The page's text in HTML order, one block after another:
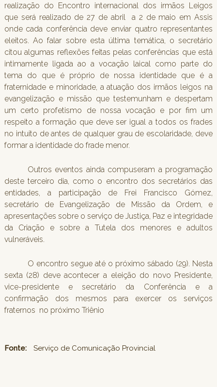
realização do Encontro internacional dos irmãos Leigos
que será realizado de 27 de abril a 2 de maio em Assis
onde cada conferência deve enviar quatro representantes
eleitos. Ao falar sobre esta última temática, o secretário
citou algumas reflexões feitas pelas conferências que está
intimamente ligada ao a vocação laical como parte do
tema do que é próprio de nossa identidade que é a
fraternidade e minoridade, a atuação dos irmãos leigos na
evangelização e missão que testemunham e despertam
um certo profetismo de nossa vocação e por fim um
respeito a formação que deve ser igual a todos os frades
no intuito de antes de qualquer grau de escolaridade, deve
formar a identidade do frade menor.
Outros eventos ainda compuseram a programação
deste terceiro dia, como o encontro dos secretários das
entidades, a participação de Frei Francisco Gómez,
secretário de Evangelização de Missão da Ordem, e
apresentações sobre o serviço de Justiça, Paz e integridade
da Criação e sobre a Tutela dos menores e adultos
vulneráveis.
O encontro segue até o próximo sábado (29). Nesta
sexta (28) deve acontecer a eleição do novo Presidente,
vice-presidente e secretário da Conferência e a
confirmação dos mesmos para exercer os serviços
fraternos no próximo Triênio
Fonte: Serviço de Comunicação Provincial